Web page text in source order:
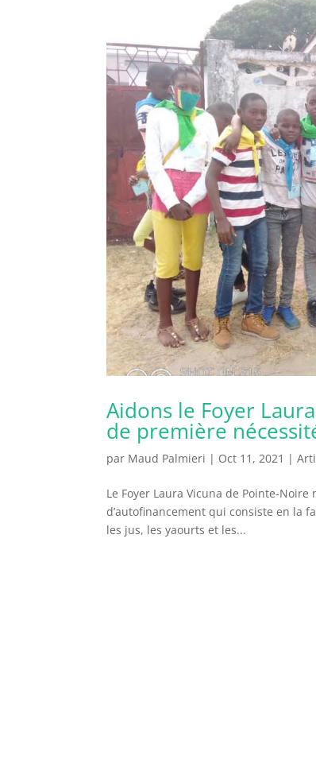
Aidons le Foyer
de première
par Maud Palmieri | Oct 11, 2021 |
Le Foyer Laura Vicuna de Pointe-
d’autofinancement qui consiste en la
les jus, les yaourts et les...